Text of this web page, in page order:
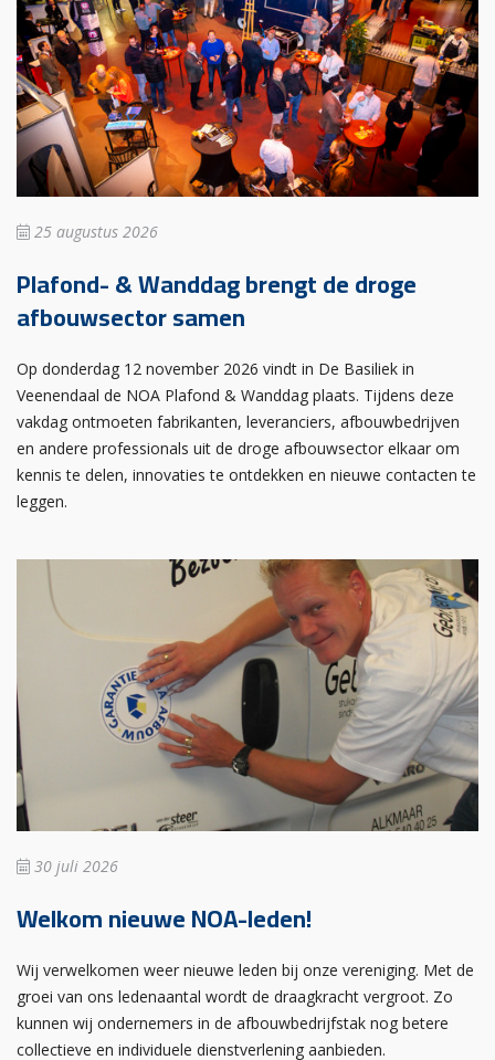
25 augustus 2026
Plafond- & Wanddag brengt de droge
afbouwsector samen
Op donderdag 12 november 2026 vindt in De Basiliek in
Veenendaal de NOA Plafond & Wanddag plaats. Tijdens deze
vakdag ontmoeten fabrikanten, leveranciers, afbouwbedrijven
en andere professionals uit de droge afbouwsector elkaar om
kennis te delen, innovaties te ontdekken en nieuwe contacten te
leggen.
30 juli 2026
Welkom nieuwe NOA-leden!
Wij verwelkomen weer nieuwe leden bij onze vereniging. Met de
groei van ons ledenaantal wordt de draagkracht vergroot. Zo
kunnen wij ondernemers in de afbouwbedrijfstak nog betere
collectieve en individuele dienstverlening aanbieden.